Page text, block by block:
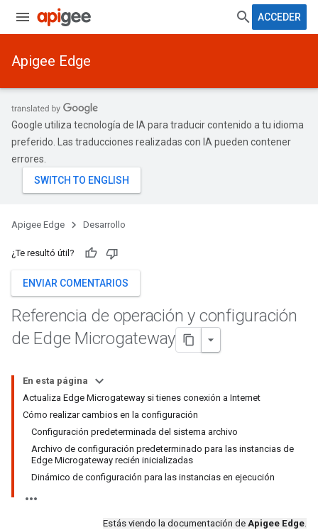
ACCEDER
Apigee Edge
Google utiliza tecnología de IA para traducir contenido a tu idioma
preferido. Las traducciones realizadas con IA pueden contener
errores.
Apigee Edge Desarrollo
¿Te resultó útil?
ENVIAR COMENTARIOS
Referencia de operación y configuración
de Edge Microgateway
En esta página
Actualiza Edge Microgateway si tienes conexión a Internet
Cómo realizar cambios en la configuración
Configuración predeterminada del sistema archivo
Archivo de configuración predeterminado para las instancias de
Edge Microgateway recién inicializadas
Dinámico de configuración para las instancias en ejecución
Estás viendo la documentación de Apigee Edge.